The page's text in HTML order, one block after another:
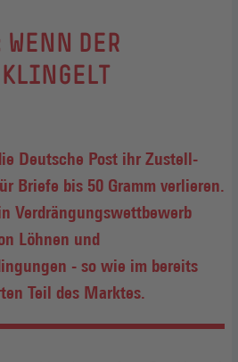
WENN DER
Deutsche Post ihr Zustell-
Briefe bis 50 Gramm verlieren.
Verdrängungswettbewerb
Löhnen und
- so wie im bereits
Teil des Marktes.